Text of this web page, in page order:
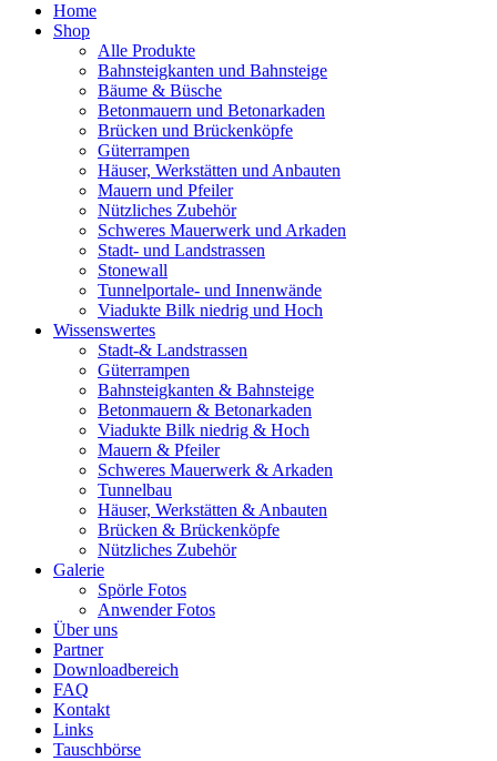
Home
Shop
Alle Produkte
Bahnsteigkanten und Bahnsteige
Bäume & Büsche
Betonmauern und Betonarkaden
Brücken und Brückenköpfe
Güterrampen
Häuser, Werkstätten und Anbauten
Mauern und Pfeiler
Nützliches Zubehör
Schweres Mauerwerk und Arkaden
Stadt- und Landstrassen
Stonewall
Tunnelportale- und Innenwände
Viadukte Bilk niedrig und Hoch
Wissenswertes
Stadt-& Landstrassen
Güterrampen
Bahnsteigkanten & Bahnsteige
Betonmauern & Betonarkaden
Viadukte Bilk niedrig & Hoch
Mauern & Pfeiler
Schweres Mauerwerk & Arkaden
Tunnelbau
Häuser, Werkstätten & Anbauten
Brücken & Brückenköpfe
Nützliches Zubehör
Galerie
Spörle Fotos
Anwender Fotos
Über uns
Partner
Downloadbereich
FAQ
Kontakt
Links
Tauschbörse